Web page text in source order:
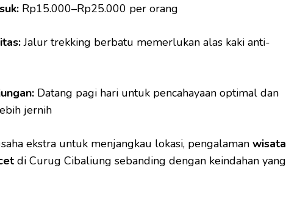
Rp15.000–Rp25.000 per orang
Jalur trekking berbatu memerlukan alas kaki anti-
Datang pagi hari untuk pencahayaan optimal dan
jernih
ekstra untuk menjangkau lokasi, pengalaman wisata
di Curug Cibaliung sebanding dengan keindahan yang